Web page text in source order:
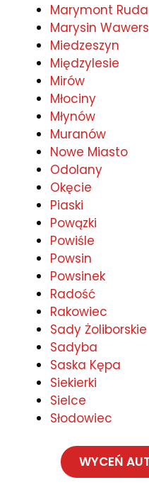
Marymont Ruda
Marysin
Miedzeszyn
Międzylesie
Mirów
Młociny
Młynów
Muranów
Nowe Miasto
Odolany
Okęcie
Piaski
Powązki
Powiśle
Powsin
Powsinek
Radość
Rakowiec
Sady Żoliborskie
Sadyba
Saska Kępa
Siekierki
Sielce
Słodowiec
WYCEŃ